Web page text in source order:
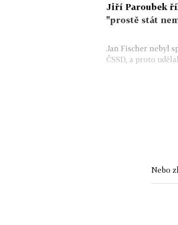
Jiří Paroubek
"prostě stát
Jan Fischer nebyl
ČSSD, a proto
Nebo